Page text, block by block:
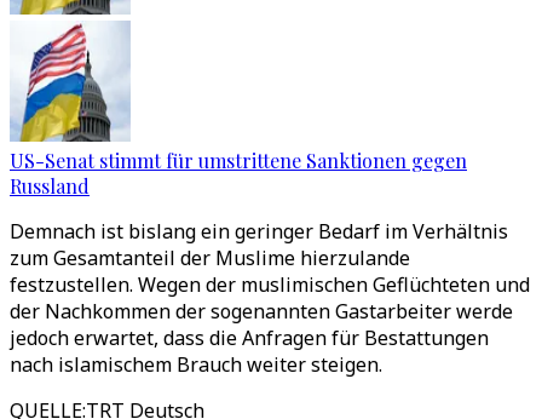
US-Senat stimmt für umstrittene Sanktionen gegen
Russland
Demnach ist bislang ein geringer Bedarf im Verhältnis
zum Gesamtanteil der Muslime hierzulande
festzustellen. Wegen der muslimischen Geflüchteten und
der Nachkommen der sogenannten Gastarbeiter werde
jedoch erwartet, dass die Anfragen für Bestattungen
nach islamischem Brauch weiter steigen.
QUELLE:TRT Deutsch